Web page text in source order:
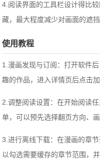
4.阅读界面的工具栏设计得比
藏，最大程度减少对画面的遮挡
使用教程
1.漫画发现与订阅：打开软件
趣的作品，进入详情页后点击
2.调整阅读设置：在开始阅读
单，可以预先选择翻页方向、
3.进行离线下载：在漫画的章
以勾选需要缓存的章节范围，并